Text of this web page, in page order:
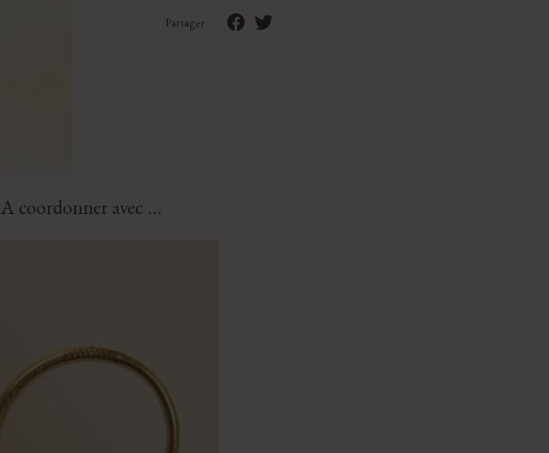
Partager
A coordonner avec ...